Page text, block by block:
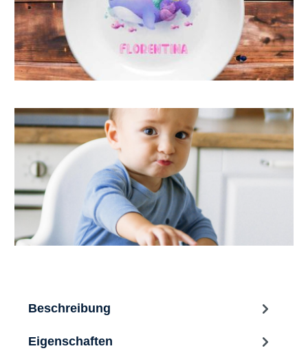
Beschreibung
Eigenschaften